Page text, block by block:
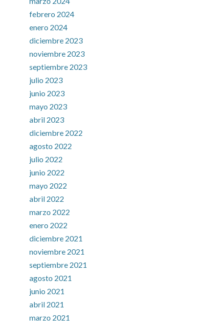
febrero 2024
enero 2024
diciembre 2023
noviembre 2023
septiembre 2023
julio 2023
junio 2023
mayo 2023
abril 2023
diciembre 2022
agosto 2022
julio 2022
junio 2022
mayo 2022
abril 2022
marzo 2022
enero 2022
diciembre 2021
noviembre 2021
septiembre 2021
agosto 2021
junio 2021
abril 2021
marzo 2021